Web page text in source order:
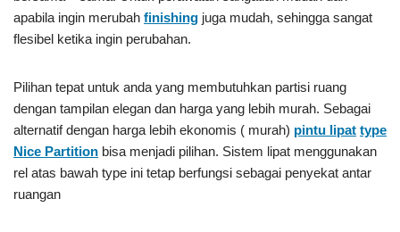
apabila ingin merubah finishing juga mudah, sehingga sangat
flesibel ketika ingin perubahan.
Pilihan tepat untuk anda yang membutuhkan partisi ruang
dengan tampilan elegan dan harga yang lebih murah. Sebagai
alternatif dengan harga lebih ekonomis ( murah) pintu lipat type
Nice Partition bisa menjadi pilihan. Sistem lipat menggunakan
rel atas bawah type ini tetap berfungsi sebagai penyekat antar
ruangan